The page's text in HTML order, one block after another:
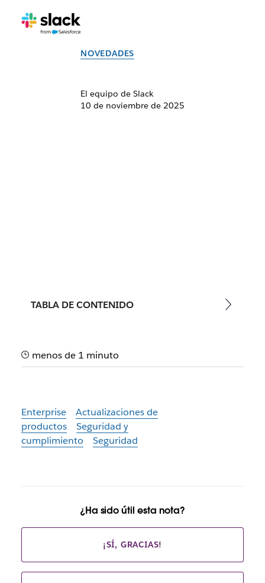
NOVEDADES
El equipo de Slack
10 de noviembre de 2025
TABLA DE CONTENIDO
menos de 1 minuto
Enterprise
Actualizaciones de
productos
Seguridad y
cumplimiento
Seguridad
¿Ha sido útil esta nota?
¡SÍ, GRACIAS!